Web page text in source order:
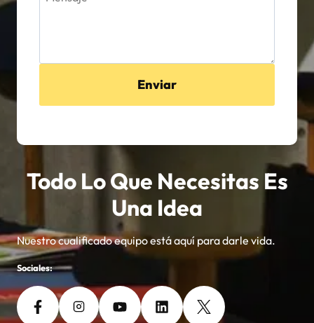
Enviar
Todo Lo Que Necesitas Es
Una Idea
Nuestro cualificado equipo está aquí para darle vida.
Sociales: